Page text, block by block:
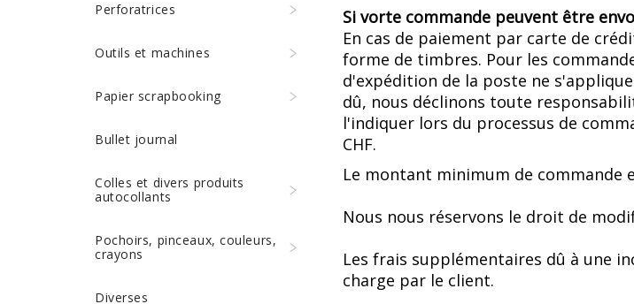
Si vorte commande peuvent être
En cas de paiement par carte de
forme de timbres. Pour les
d'expédition de la poste ne
dû, nous déclinons toute
l'indiquer lors du processus de
CHF.
Le montant minimum de commande
Nous nous réservons le droit de
Les frais supplémentaires dû à une
charge par le client.
Perforatrices
Outils et machines
Papier scrapbooking
Bullet journal
Colles et divers produits
autocollants
Pochoirs, pinceaux, couleurs,
crayons
Diverses